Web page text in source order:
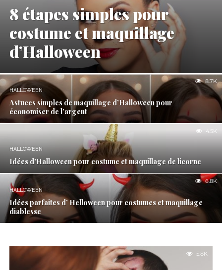
8 étapes simples pour
costume et maquillage
d’Halloween
HALLOWEEN
Astuces simples de maquillage d’Halloween pour
économiser de l’argent
8.7K
HALLOWEEN
Idées d’Halloween pour costume et maquillage de licorne
4.5K
HALLOWEEN
Idées parfaites d’ Helloween pour costumes et maquillage
diablesse
6.8K
5.8K